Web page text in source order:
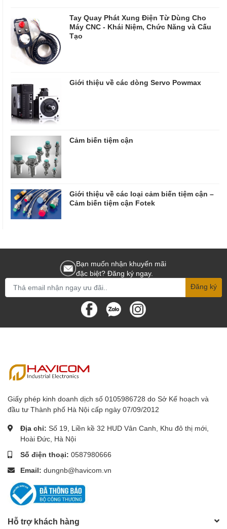
Tay Quay Phát Xung Điện Từ Dùng Cho
Máy CNC - Khái Niệm, Chức Năng và Cấu
Tạo
Giới thiệu về các dòng Servo Powmax
Cảm biến tiệm cận
Giới thiệu về các loại cảm biến tiệm cận –
Cảm biến tiệm cận Fotek
Bạn muốn nhận khuyến mãi
đặc biệt? Đăng ký ngay.
Đăng ký
Giấy phép kinh doanh dịch số 0105986728 do Sở Kế hoạch và
đầu tư Thành phố Hà Nội cấp ngày 07/09/2012
Địa chỉ: Số 19, Liền kề 32 HUD Vân Canh, Khu đô thị mới,
Hoài Đức, Hà Nội
Số điện thoại: 0587980666
Email: dungnb@havicom.vn
Hỗ trợ khách hàng